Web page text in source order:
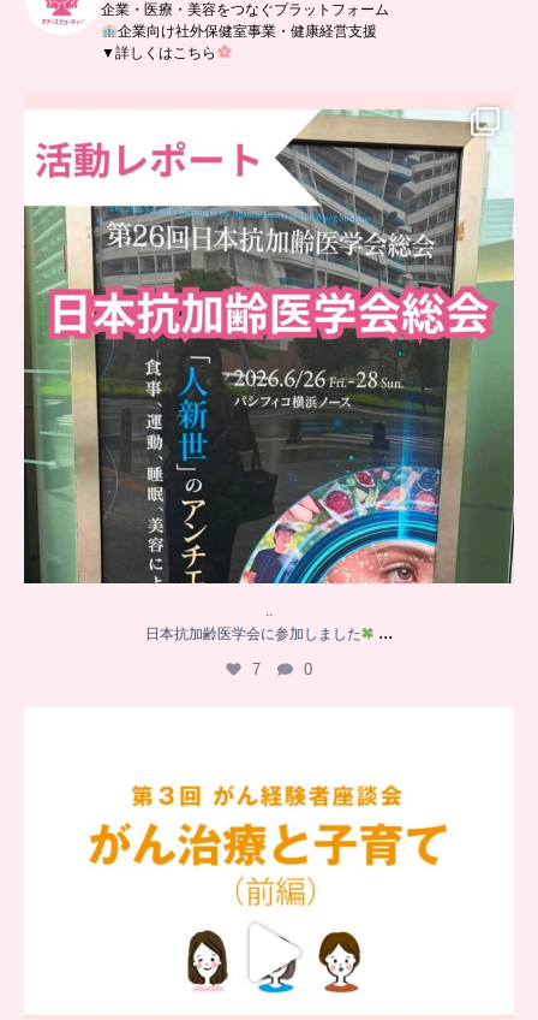
企業・医療・美容をつなぐプラットフォーム
企業向け社外保健室事業・健康経営支援
▼詳しくはこちら
..
日本抗加齢医学会に参加しました
0
..
日本抗加齢医学会に参加しました
...
7 0